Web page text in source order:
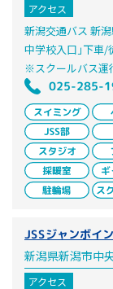
アクセス
新潟交通バス 新
中学校入口｣下車/
※スクールバス運
025-285-
JSSジャンボイ
新潟県新潟市中
アクセス